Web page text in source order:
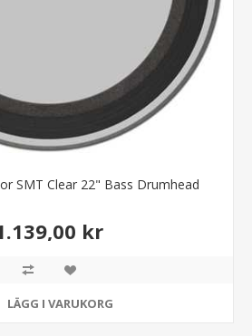
SMT Clear 22" Bass Drumhead
kr
LÄGG I VARUKORG